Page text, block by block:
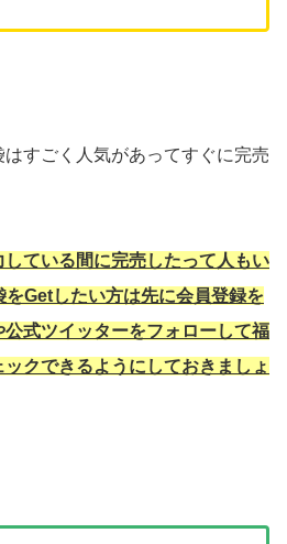
すごく人気があってすぐに完売
ている間に完売したって人もい
Getしたい方は先に会員登録を
式ツイッターをフォローして福
クできるようにしておきましょ